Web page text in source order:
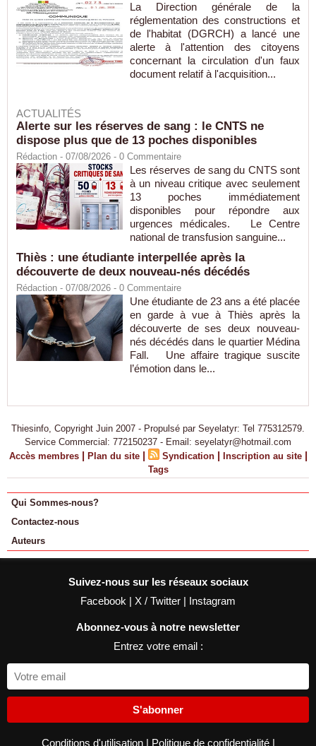
La Direction générale de la
réglementation des constructions et
de l'habitat (DGRCH) a lancé une
alerte à l'attention des citoyens
concernant la circulation d'un faux
document relatif à l'acquisition...
ACTUALITÉS
Alerte sur les réserves de sang : le CNTS ne
dispose plus que de 13 poches disponibles
Rédaction - 07/08/2026 - 0 Commentaire
Les réserves de sang du CNTS sont
à un niveau critique avec seulement
13 poches immédiatement
disponibles pour répondre aux
urgences médicales. Le Centre
national de transfusion sanguine...
Thiès : une étudiante interpellée après la
découverte de deux nouveau-nés décédés
Rédaction - 07/08/2026 - 0 Commentaire
Une étudiante de 23 ans a été placée
en garde à vue à Thiès après la
découverte de ses deux nouveau-
nés décédés dans le quartier Médina
Fall. Une affaire tragique suscite
l’émotion dans le...
Thiesinfo, Copyright Juin 2007 - Propulsé par Seyelatyr: Tel 775312579.
Service Commercial: 772150237 - Email: seyelatyr@hotmail.com
Accès membres | Plan du site | Syndication | Inscription au site |
Tags
Qui Sommes-nous?
Contactez-nous
Auteurs
Suivez-nous sur les réseaux sociaux
Facebook | X / Twitter | Instagram
Abonnez-vous à notre newsletter
Entrez votre email :
S'abonner
Conditions d'utilisation | Politique de confidentialité |